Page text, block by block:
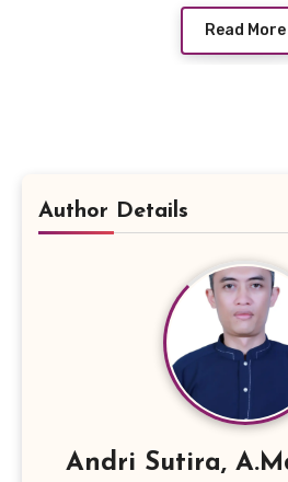
Read More
Author Details
Andri Sutira,